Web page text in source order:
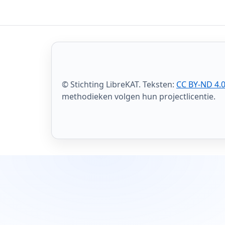
© Stichting LibreKAT. Teksten: CC BY-ND 4.0
methodieken volgen hun projectlicentie.